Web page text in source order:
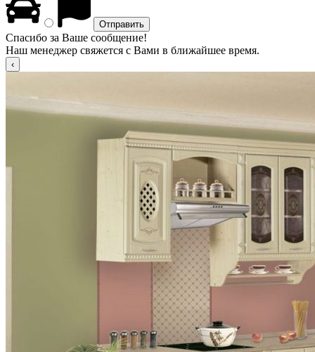
Спасибо за Ваше сообщение!
Наш менеджер свяжется с Вами в ближайшее время.